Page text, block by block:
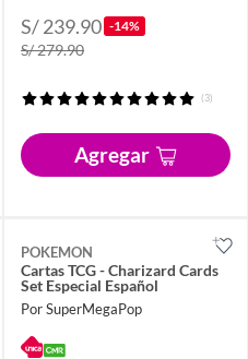
S/ 239.90 -14%
S/ 279.90
(3)
Agregar
POKEMON
Cartas TCG - Charizard Cards
Set Especial Español
Por SuperMegaPop